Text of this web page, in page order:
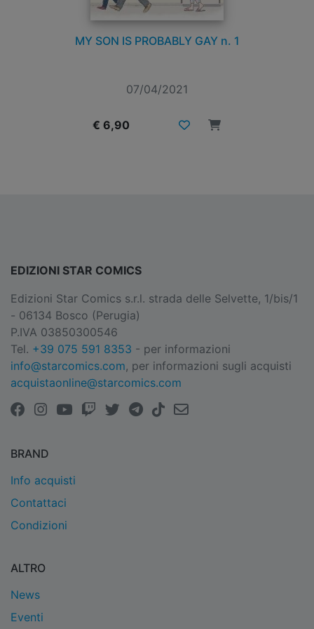
MY SON IS PROBABLY GAY n. 1
07/04/2021
€ 6,90
EDIZIONI STAR COMICS
Edizioni Star Comics s.r.l. strada delle Selvette, 1/bis/1
- 06134 Bosco (Perugia)
P.IVA 03850300546
Tel. +39 075 591 8353 - per informazioni
info@starcomics.com, per informazioni sugli acquisti
acquistaonline@starcomics.com
BRAND
Info acquisti
Contattaci
Condizioni
ALTRO
News
Eventi